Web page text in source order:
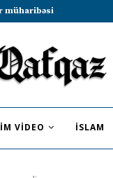
iştirak etməyə dəvət...
VIDEO İSLAM